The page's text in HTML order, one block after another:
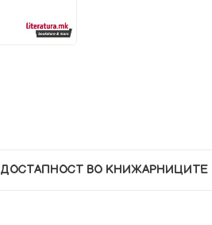
ДОСТАПНОСТ ВО КНИЖАРНИЦИТЕ